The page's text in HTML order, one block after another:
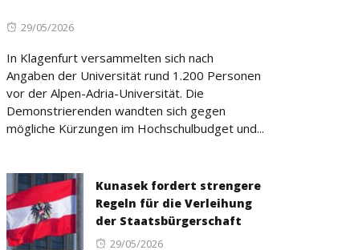
Posted
29/05/2026
In Klagenfurt versammelten sich nach
Angaben der Universität rund 1.200 Personen
vor der Alpen-Adria-Universität. Die
Demonstrierenden wandten sich gegen
mögliche Kürzungen im Hochschulbudget und...
Kunasek fordert strengere
Regeln für die Verleihung
der Staatsbürgerschaft
Posted
29/05/2026